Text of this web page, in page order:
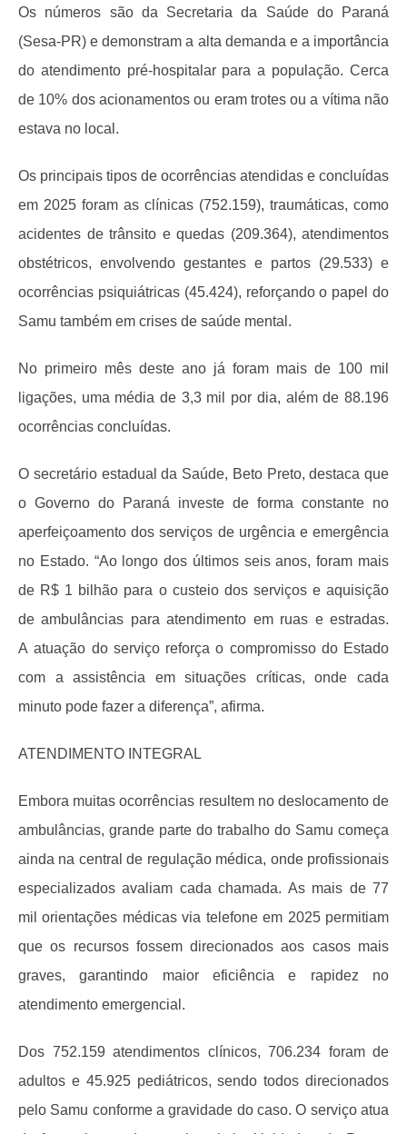
Os números são da Secretaria da Saúde do Paraná
(Sesa-PR) e demonstram a alta demanda e a importância
do atendimento pré-hospitalar para a população. Cerca
de 10% dos acionamentos ou eram trotes ou a vítima não
estava no local.
Os principais tipos de ocorrências atendidas e concluídas
em 2025 foram as clínicas (752.159), traumáticas, como
acidentes de trânsito e quedas (209.364), atendimentos
obstétricos, envolvendo gestantes e partos (29.533) e
ocorrências psiquiátricas (45.424), reforçando o papel do
Samu também em crises de saúde mental.
No primeiro mês deste ano já foram mais de 100 mil
ligações, uma média de 3,3 mil por dia, além de 88.196
ocorrências concluídas.
O secretário estadual da Saúde, Beto Preto, destaca que
o Governo do Paraná investe de forma constante no
aperfeiçoamento dos serviços de urgência e emergência
no Estado. “Ao longo dos últimos seis anos, foram mais
de R$ 1 bilhão para o custeio dos serviços e aquisição
de ambulâncias para atendimento em ruas e estradas.
A atuação do serviço reforça o compromisso do Estado
com a assistência em situações críticas, onde cada
minuto pode fazer a diferença”, afirma.
ATENDIMENTO INTEGRAL
Embora muitas ocorrências resultem no deslocamento de
ambulâncias, grande parte do trabalho do Samu começa
ainda na central de regulação médica, onde profissionais
especializados avaliam cada chamada. As mais de 77
mil orientações médicas via telefone em 2025 permitiam
que os recursos fossem direcionados aos casos mais
graves, garantindo maior eficiência e rapidez no
atendimento emergencial.
Dos 752.159 atendimentos clínicos, 706.234 foram de
adultos e 45.925 pediátricos, sendo todos direcionados
pelo Samu conforme a gravidade do caso. O serviço atua